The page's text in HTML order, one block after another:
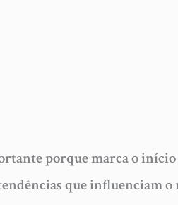
porque marca o
que influenciam o